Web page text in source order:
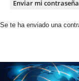
Se te ha enviado una